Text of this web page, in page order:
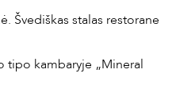
Švediškas stalas restorane
tipo kambaryje „Mineral